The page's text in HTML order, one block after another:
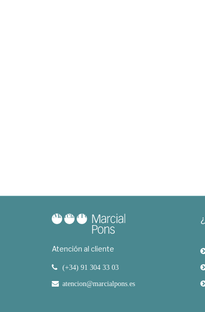
Atención al cliente
(+34) 91 304 33 03
atencion@marcialpons.es